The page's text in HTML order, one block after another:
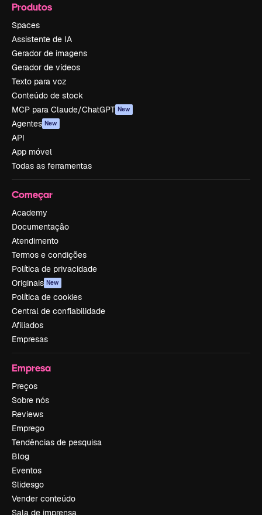
Produtos
Spaces
Assistente de IA
Gerador de imagens
Gerador de vídeos
Texto para voz
Conteúdo de stock
MCP para Claude/ChatGPT New
Agentes New
API
App móvel
Todas as ferramentas
Começar
Academy
Documentação
Atendimento
Termos e condições
Política de privacidade
Originais New
Política de cookies
Central de confiabilidade
Afiliados
Empresas
Empresa
Preços
Sobre nós
Reviews
Emprego
Tendências de pesquisa
Blog
Eventos
Slidesgo
Vender conteúdo
Sala de imprensa